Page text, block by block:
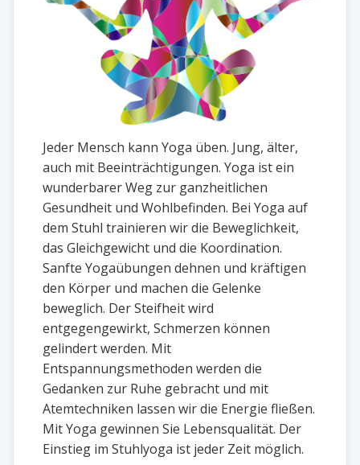
Jeder Mensch kann Yoga üben. Jung, älter,
auch mit Beeinträchtigungen. Yoga ist ein
wunderbarer Weg zur ganzheitlichen
Gesundheit und Wohlbefinden. Bei Yoga auf
dem Stuhl trainieren wir die Beweglichkeit,
das Gleichgewicht und die Koordination.
Sanfte Yogaübungen dehnen und kräftigen
den Körper und machen die Gelenke
beweglich. Der Steifheit wird
entgegengewirkt, Schmerzen können
gelindert werden. Mit
Entspannungsmethoden werden die
Gedanken zur Ruhe gebracht und mit
Atemtechniken lassen wir die Energie fließen.
Mit Yoga gewinnen Sie Lebensqualität. Der
Einstieg im Stuhlyoga ist jeder Zeit möglich.